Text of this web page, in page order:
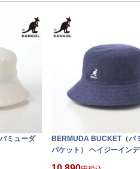
ミューダ
BERMUDA BUCKET（バ
バケット） ヘイジーイン